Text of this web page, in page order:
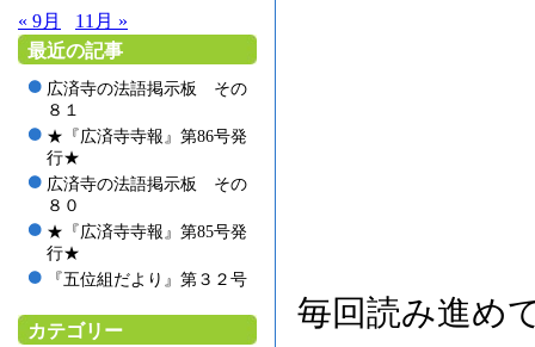
« 9月
11月 »
最近の記事
広済寺の法語掲示板 その
８１
★『広済寺寺報』第86号発
行★
広済寺の法語掲示板 その
８０
★『広済寺寺報』第85号発
行★
『五位組だより』第３２号
カテゴリー
毎回読み進め